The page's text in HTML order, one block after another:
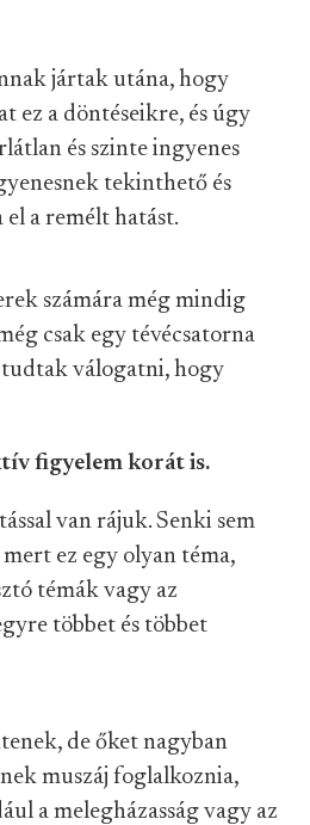
jártak utána, hogy
ez a döntéseikre, és úgy
és szinte ingyenes
tekinthető és
a remélt hatást.
számára még mindig
csak egy tévécsatorna
tudtak válogatni, hogy
figyelem korát is.
van rájuk. Senki sem
ez egy olyan téma,
témák vagy az
többet és többet
de őket nagyban
muszáj foglalkoznia,
a melegházasság vagy az